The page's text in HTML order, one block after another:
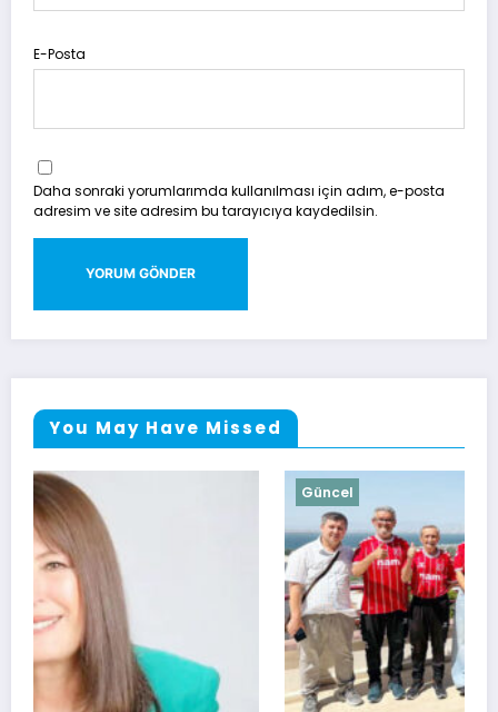
E-Posta
Daha sonraki yorumlarımda kullanılması için adım, e-posta
adresim ve site adresim bu tarayıcıya kaydedilsin.
You May Have Missed
Güncel